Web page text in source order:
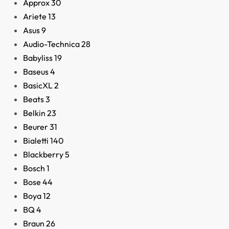
Approx30
Ariete 13
Asus9
Audio-Technica28
Babyliss19
Baseus4
BasicXL2
Beats3
Belkin 23
Beurer31
Bialetti 140
Blackberry5
Bosch 1
Bose 44
Boya12
BQ4
Braun 26